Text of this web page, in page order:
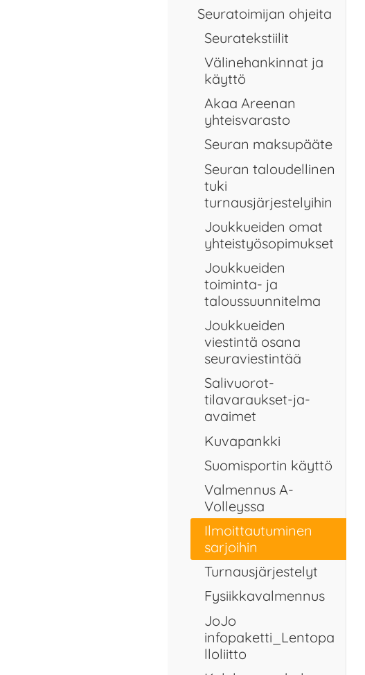
Seuratoimijan ohjeita
Seuratekstiilit
Välinehankinnat ja
käyttö
Akaa Areenan
yhteisvarasto
Seuran maksupääte
Seuran taloudellinen
tuki
turnausjärjestelyihin
Joukkueiden omat
yhteistyösopimukset
Joukkueiden
toiminta- ja
taloussuunnitelma
Joukkueiden
viestintä osana
seuraviestintää
Salivuorot-
tilavaraukset-ja-
avaimet
Kuvapankki
Suomisportin käyttö
Valmennus A-
Volleyssa
Ilmoittautuminen
sarjoihin
Turnausjärjestelyt
Fysiikkavalmennus
JoJo
infopaketti_Lentopa
lloliitto